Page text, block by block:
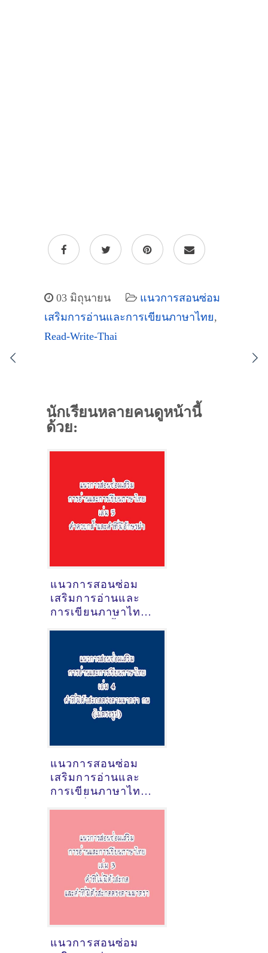
03 มิถุนายน
แนวการสอนซ่อม
เสริมการอ่านและการเขียนภาษาไทย,
Read-Write-Thai
นักเรียนหลายคนดูหน้านี้
ด้วย:
แนวการสอนซ่อม
เสริมการอ่านและ
การเขียนภาษาไทย
[ดาวน์โหลดไฟล์
pdf]
แนวการสอนซ่อม
เสริมการอ่านและ
การเขียนภาษาไทย
(ไม่ตรงรูป)
[ดาวน์โหลดไฟล์
แนวการสอนซ่อม